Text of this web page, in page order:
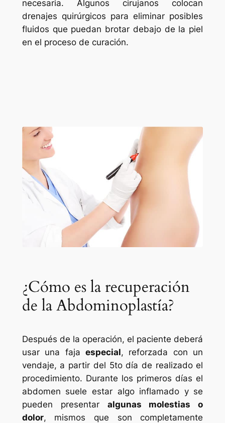
necesaria. Algunos cirujanos colocan
drenajes quirúrgicos para eliminar posibles
fluidos que puedan brotar debajo de la piel
en el proceso de curación.
¿Cómo es la recuperación
de la Abdominoplastía?
Después de la operación, el paciente deberá
usar una faja especial, reforzada con un
vendaje, a partir del 5to día de realizado el
procedimiento. Durante los primeros días el
abdomen suele estar algo inflamado y se
pueden presentar algunas molestias o
dolor, mismos que son completamente